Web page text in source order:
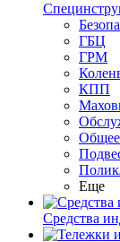
ГБЦ
ГРМ
КПП
Общее
Еще
Средства